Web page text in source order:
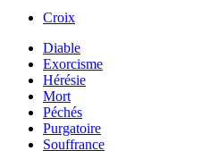
Croix
Diable
Exorcisme
Hérésie
Mort
Péchés
Purgatoire
Souffrance